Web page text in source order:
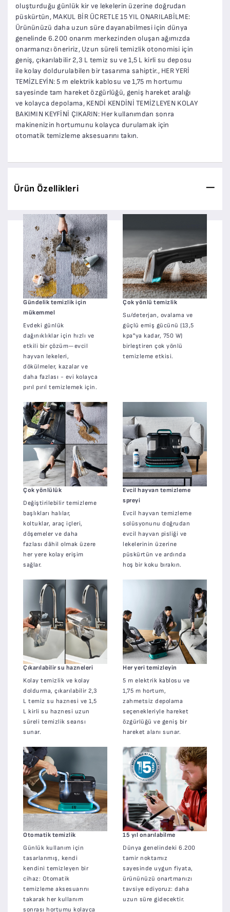
oluşturduğu günlük kir ve lekelerin üzerine doğrudan
püskürtün, MAKUL BİR ÜCRETLE 15 YIL ONARILABİLME:
Ürününüzü daha uzun süre dayanabilmesi için dünya
genelinde 6.200 onarım merkezinden oluşan ağımızda
onarmanızı öneririz, Uzun süreli temizlik otonomisi için
geniş, çıkarılabilir 2,3 L temiz su ve 1,5 L kirli su deposu
ile kolay doldurulabilen bir tasarıma sahiptir., HER YERİ
TEMİZLEYİN: 5 m elektrik kablosu ve 1,75 m hortumu
sayesinde tam hareket özgürlüğü, geniş hareket aralığı
ve kolayca depolama, KENDİ KENDİNİ TEMİZLEYEN KOLAY
BAKIMIN KEYFİNİ ÇIKARIN: Her kullanımdan sonra
makinenizin hortumunu kolayca durulamak için
otomatik temizleme aksesuarını takın.
Ürün Özellikleri
Gündelik temizlik için
mükemmel
Evdeki günlük
dağınıklıklar için hızlı ve
etkili bir çözüm—evcil
hayvan lekeleri,
dökülmeler, kazalar ve
daha fazlası - evi kolayca
pırıl pırıl temizlemek için.
Çok yönlü temizlik
Su/deterjan, ovalama ve
güçlü emiş gücünü (13,5
kpa''ya kadar, 750 W)
birleştiren çok yönlü
temizleme etkisi.
Çok yönlülük
Değiştirilebilir temizleme
başlıkları halılar,
koltuklar, araç içleri,
döşemeler ve daha
fazlası dâhil olmak üzere
her yere kolay erişim
sağlar.
Evcil hayvan temizleme
spreyi
Evcil hayvan temizleme
solüsyonunu doğrudan
evcil hayvan pisliği ve
lekelerinin üzerine
püskürtün ve ardında
hoş bir koku bırakın.
Çıkarılabilir su hazneleri
Kolay temizlik ve kolay
doldurma, çıkarılabilir 2,3
L temiz su haznesi ve 1,5
L kirli su haznesi uzun
süreli temizlik seansı
sunar.
Her yeri temizleyin
5 m elektrik kablosu ve
1,75 m hortum,
zahmetsiz depolama
seçenekleriyle hareket
özgürlüğü ve geniş bir
hareket alanı sunar.
Otomatik temizlik
Günlük kullanım için
tasarlanmış, kendi
kendini temizleyen bir
cihaz: Otomatik
temizleme aksesuarını
takarak her kullanım
sonrası hortumu kolayca
15 yıl onarılabilme
Dünya genelindeki 6.200
tamir noktamız
sayesinde uygun fiyata,
ürününüzü onartmanızı
tavsiye ediyoruz: daha
uzun süre gidecektir.